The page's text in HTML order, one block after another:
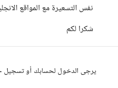
نفس التسعيرة مع المواقع
شكرا لكم
يرجى الدخول لحسابك أو تسجيل